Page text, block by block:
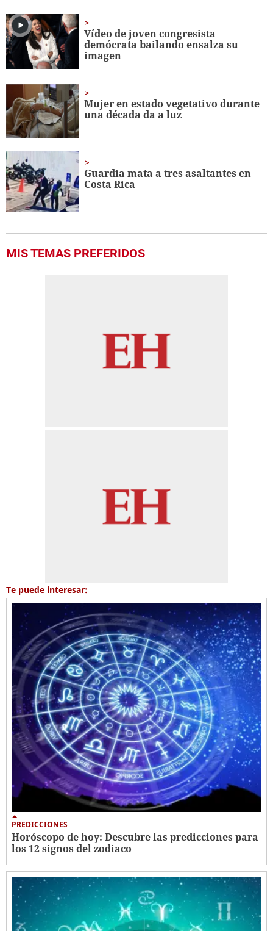
1
minute,
56
seconds
Vídeo de joven congresista
demócrata bailando ensalza su
imagen
Mujer en estado vegetativo durante
una década da a luz
Guardia mata a tres asaltantes en
Costa Rica
MIS TEMAS PREFERIDOS
Te puede interesar:
PREDICCIONES
Horóscopo de hoy: Descubre las predicciones para
los 12 signos del zodiaco